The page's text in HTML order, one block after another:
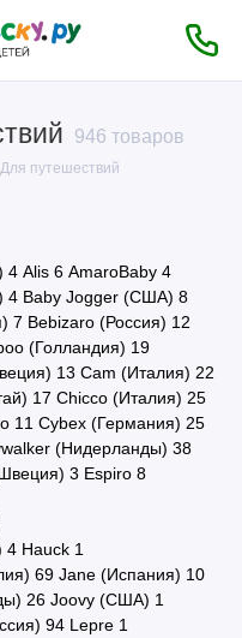
946 товаров
Для путешествий
4 Alis 6 AmaroBaby 4
4 Baby Jogger (США) 8
7 Bebizaro (Россия) 12
(Голландия) 19
13 Cam (Италия) 22
17 Chicco (Италия) 25
11 Cybex (Германия) 25
(Нидерланды) 38
3 Espiro 8
4 Hauck 1
69 Jane (Испания) 10
26 Joovy (США) 1
94 Lepre 1